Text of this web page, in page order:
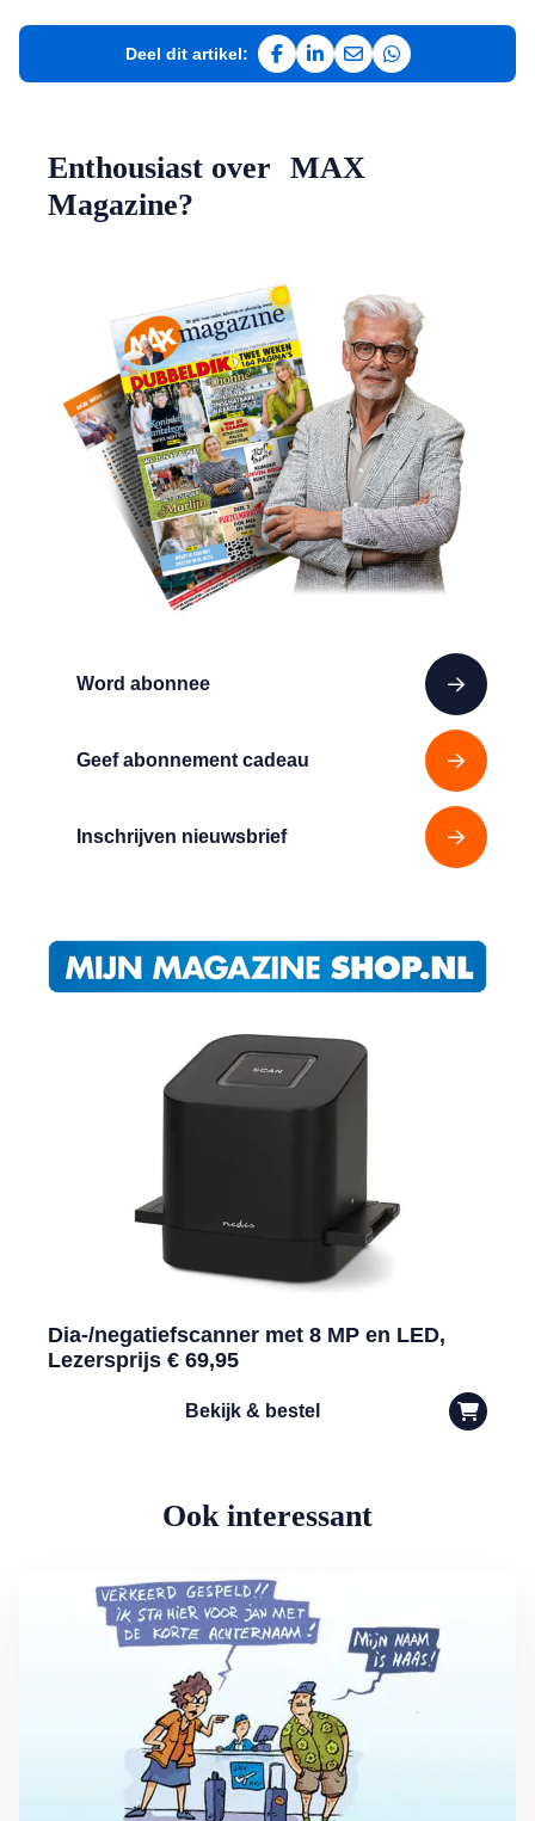
Deel dit artikel:
Deel op Facebook
Deel op LinkedIn
Deel via e-mail
Deel via
Word abonnee
Geef abonnement cadeau
Inschrijven nieuwsbrief
Enthousiast over MAX
Magazine?
Dia-/negatiefscanner met 8 MP en LED,
Lezersprijs € 69,95
Bekijk & bestel
Ook interessant
Lees meer over Vliegticket boeken? Let op de spelling!